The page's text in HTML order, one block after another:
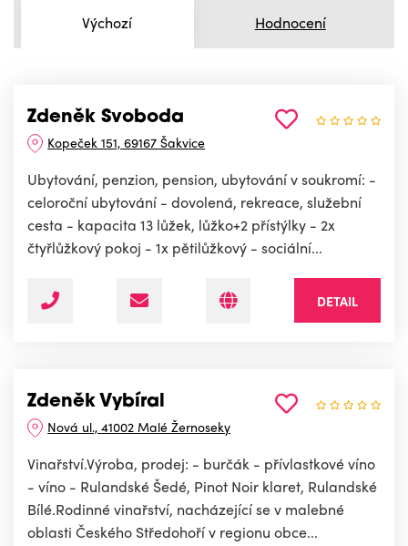
Výchozí Hodnocení
Zdeněk Svoboda
Kopeček 151, 69167 Šakvice
Ubytování, penzion, pension, ubytování v soukromí: -
celoroční ubytování - dovolená, rekreace, služební
cesta - kapacita 13 lůžek, lůžko+2 přístýlky - 2x
čtyřlůžkový pokoj - 1x pětilůžkový - sociální...
DETAIL
Zdeněk Vybíral
Nová ul., 41002 Malé Žernoseky
Vinařství.Výroba, prodej: - burčák - přívlastkové víno
- víno - Rulandské Šedé, Pinot Noir klaret, Rulandské
Bílé.Rodinné vinařství, nacházející se v malebné
oblasti Českého Středohoří v regionu obce...